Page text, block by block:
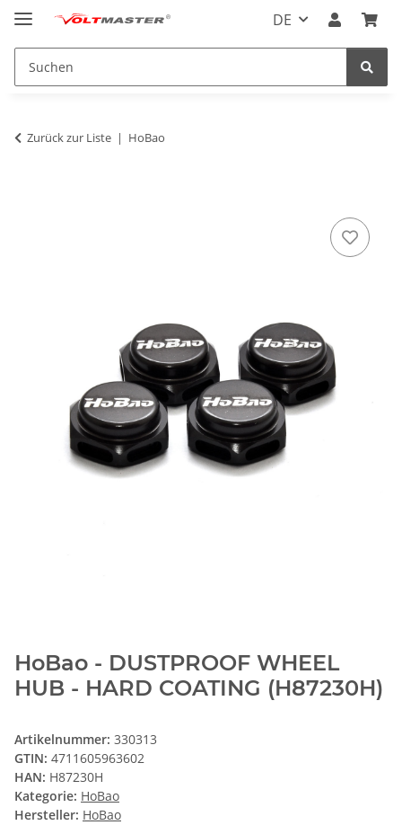
DE
Zurück zur Liste HoBao
HoBao - DUSTPROOF WHEEL
HUB - HARD COATING (H87230H)
Artikelnummer: 330313
GTIN: 4711605963602
HAN: H87230H
Kategorie: HoBao
Hersteller: HoBao